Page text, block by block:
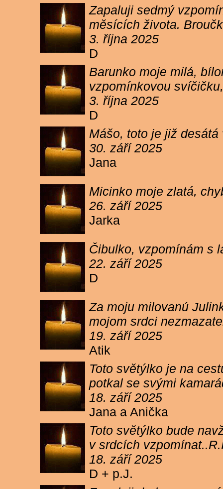
Zapaluji sedmý
měsících života.
3. října 2025
D
Barunko moje milá,
vzpomínkovou
3. října 2025
D
Mášo, toto je již
30. září 2025
Jana
Micinko moje zlatá,
26. září 2025
Jarka
Čibulko, vzpomínám s
22. září 2025
D
Za moju milovanú
mojom srdci
19. září 2025
Atik
Toto světýlko je na
potkal se svými
18. září 2025
Jana a Anička
Toto světýlko bude
v srdcích
18. září 2025
D + p.J.